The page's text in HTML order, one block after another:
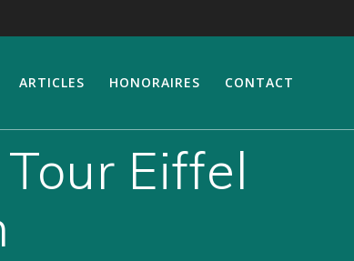
ARTICLES HONORAIRES CONTACT
Eiffel